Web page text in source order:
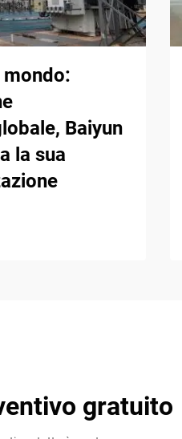
Baiyun
la sua
gratuito